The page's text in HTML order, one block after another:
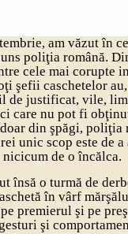
am văzut în
poliţia română.
cele mai corupte
şefii caschetelor
de justificat, vile,
care nu pot fi
din şpăgi, poliţia
unic scop este de a
de o încălca.
însă o turmă de
în vârf
premierul şi pe
şi